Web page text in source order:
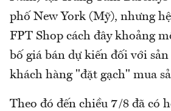
phố New York (Mỹ), nhưng
FPT Shop cách đây khoảng
bố giá bán dự kiến đối với
khách hàng "đặt gạch" mua
Theo đó đến chiều 7/8 đã có